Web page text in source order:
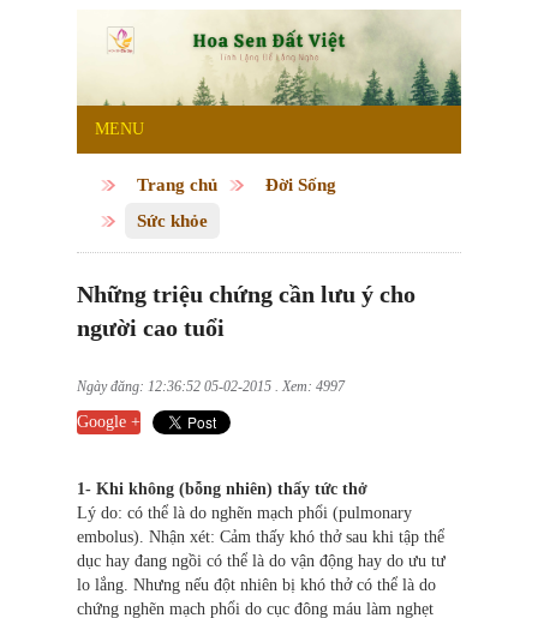
MENU
Trang chủ
Đời Sống
Sức khỏe
Những triệu chứng cần lưu ý cho
người cao tuổi
Ngày đăng: 12:36:52 05-02-2015 . Xem: 4997
Google +
1- Khi không (bỗng nhiên) thấy tức thở
Lý do: có thể là do nghẽn mạch phổi (pulmonary
embolus). Nhận xét: Cảm thấy khó thở sau khi tập thể
dục hay đang ngồi có thể là do vận động hay do ưu tư
lo lắng. Nhưng nếu đột nhiên bị khó thở có thể là do
chứng nghẽn mạch phổi do cục đông máu làm nghẹt